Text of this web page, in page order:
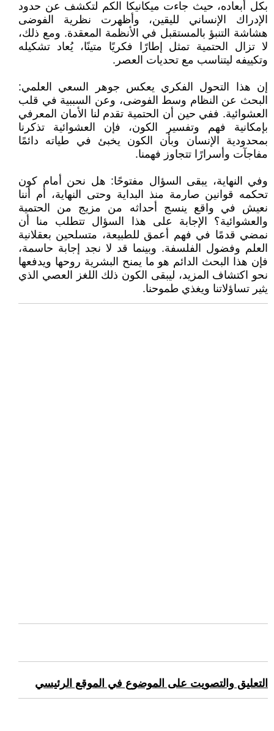
بكل أبعاده، حيث جاءت ميكانيكا الكم لتكشف عن حدود
الإدراك الإنساني لليقين، وأظهرت نظرية الفوضى
هشاشة التنبؤ بالمستقبل في الأنظمة المعقدة. ومع ذلك،
لا تزال الحتمية تمثل إطارًا فكريًا متينًا، يُعاد تشكيله
وتكييفه ليتناسب مع تحديات العصر.
إن هذا التحول الفكري يعكس جوهر السعي العلمي:
البحث عن النظام وسط الفوضى، وعن السببية في قلب
العشوائية. ففي حين أن الحتمية تقدم لنا الأمان المعرفي
بإمكانية فهم وتفسير الكون، فإن العشوائية تذكرنا
بمحدودية الإنسان وبأن الكون يخبئ في طياته دائمًا
مفاجآت وأسرارًا تتجاوز فهمنا.
وفي النهاية، يبقى السؤال مفتوحًا: هل نحن أمام كون
تحكمه قوانين صارمة منذ البداية وحتى النهاية، أم أننا
نعيش في واقع ينسج أحداثه من مزيج من الحتمية
والعشوائية؟ الإجابة على هذا السؤال تتطلب منا أن
نمضي قدمًا في فهم أعمق للطبيعة، متسلحين بعقلانية
العلم وفضول الفلسفة. وبينما قد لا نجد إجابة حاسمة،
فإن هذا البحث الدائم هو ما يمنح البشرية روحها ويدفعها
نحو اكتشاف المزيد، ليبقى الكون ذلك اللغز العصي الذي
يثير تساؤلاتنا ويغذي طموحنا.
التعليق والتصويت على الموضوع في الموقع الرئيسي